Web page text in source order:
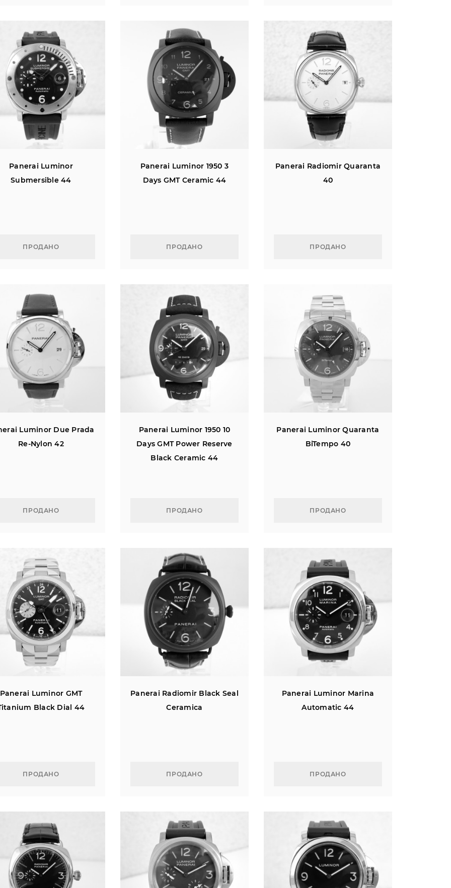
Panerai Luminor
Submersible 44
ПРОДАНО
Panerai Luminor 1950 3
Days GMT Ceramic 44
ПРОДАНО
Panerai Radiomir Quaranta
40
ПРОДАНО
Luminor Due Prada
Re-Nylon 42
ПРОДАНО
Panerai Luminor 1950 10
Days GMT Power Reserve
Black Ceramic 44
ПРОДАНО
Panerai Luminor Quaranta
BiTempo 40
ПРОДАНО
Panerai Luminor GMT
Black Dial 44
ПРОДАНО
Panerai Radiomir Black Seal
Ceramica
ПРОДАНО
Panerai Luminor Marina
Automatic 44
ПРОДАНО